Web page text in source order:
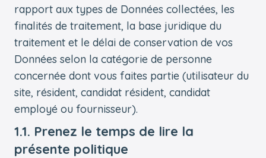
rapport aux types de Données collectées, les
finalités de traitement, la base juridique du
traitement et le délai de conservation de vos
Données selon la catégorie de personne
concernée dont vous faites partie (utilisateur du
site, résident, candidat résident, candidat
employé ou fournisseur).
1.1. Prenez le temps de lire la
présente politique